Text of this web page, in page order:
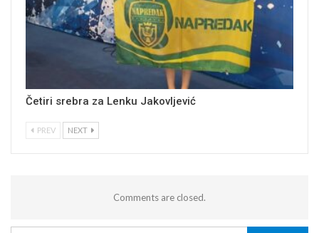
Četiri srebra za Lenku Jakovljević
PREV NEXT
Comments are closed.